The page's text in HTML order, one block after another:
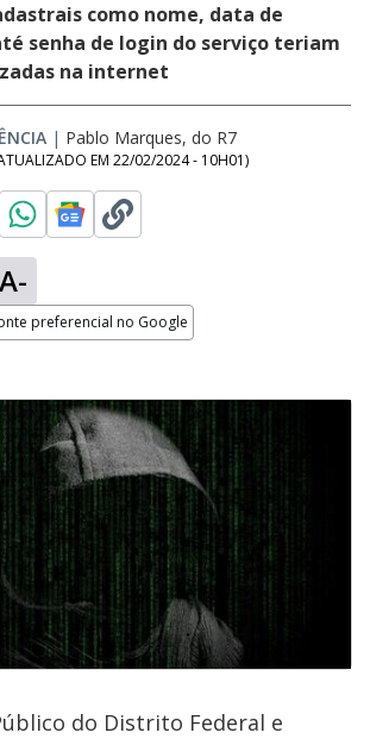
como nome, data de
senha de login do serviço teriam
na internet
| Pablo Marques, do R7
EM 22/02/2024 - 10H01)
A-
preferencial no Google
do Distrito Federal e